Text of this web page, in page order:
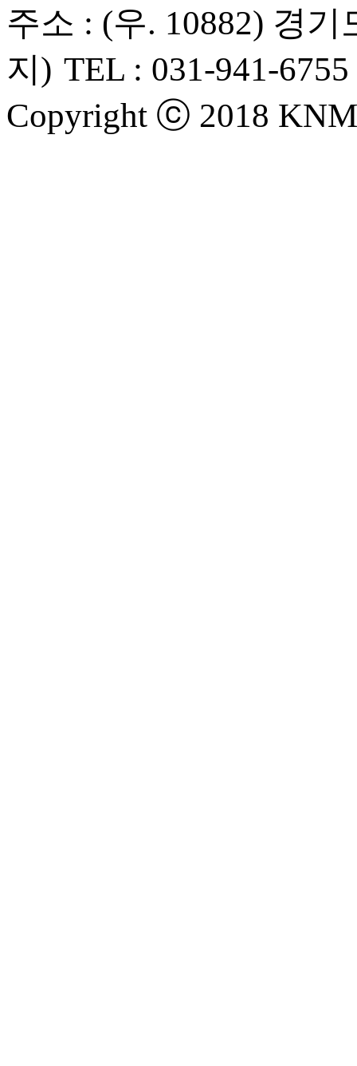
주소 : (우. 10882) 경
지) TEL : 031-941-6755
Copyright ⓒ 2018